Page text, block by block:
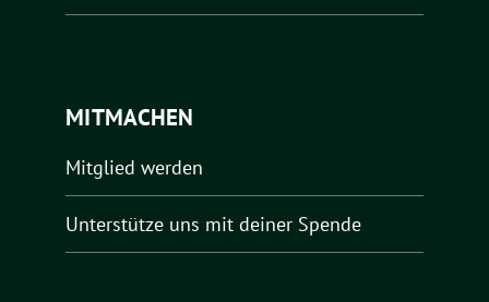
MITMACHEN
Mitglied werden
Unterstütze uns mit deiner Spende